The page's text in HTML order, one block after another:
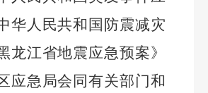
华人民共和国防震减灾
龙江省地震应急预案》
应急局会同有关部门和